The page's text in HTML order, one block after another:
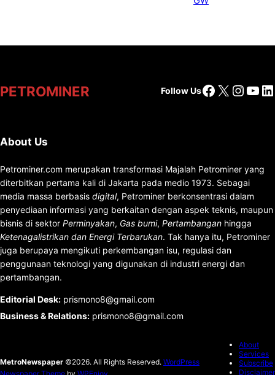
PETROMINER Follow UsFacebook
X
About Us
Petrominer.com merupakan transformasi Majalah Petrominer yang
diterbitkan pertama kali di Jakarta pada medio 1973. Sebagai
media massa berbasis digital, Petrominer berkonsentrasi dalam
penyediaan informasi yang berkaitan dengan aspek teknis, maupun
bisnis di sektor Perminyakan, Gas bumi, Pertambangan hingga
Ketenagalistrikan dan Energi Terbarukan. Tak hanya itu, Petrominer
juga berupaya mengikuti perkembangan isu, regulasi dan
penggunaan teknologi yang digunakan di industri energi dan
pertambangan.
Editorial Desk: prismono8@gmail.com
Business & Relations: prismono8@gmail.com
MetroNewspaper ©2026. All Rights Reserved. WordPress
About
Services
Subscribe
Disclaimer